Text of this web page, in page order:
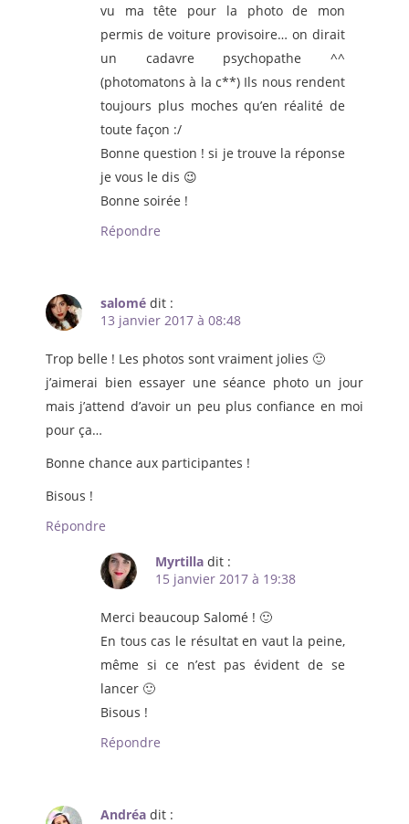
vu ma tête pour la photo de mon
permis de voiture provisoire… on dirait
un cadavre psychopathe ^^
(photomatons à la c**) Ils nous rendent
toujours plus moches qu’en réalité de
toute façon :/
Bonne question ! si je trouve la réponse
je vous le dis 😉
Bonne soirée !
Répondre
salomé dit :
13 janvier 2017 à 08:48
Trop belle ! Les photos sont vraiment jolies 🙂
j’aimerai bien essayer une séance photo un jour
mais j’attend d’avoir un peu plus confiance en moi
pour ça…
Bonne chance aux participantes !
Bisous !
Répondre
Myrtilla dit :
15 janvier 2017 à 19:38
Merci beaucoup Salomé ! 🙂
En tous cas le résultat en vaut la peine,
même si ce n’est pas évident de se
lancer 🙂
Bisous !
Répondre
Andréa dit :